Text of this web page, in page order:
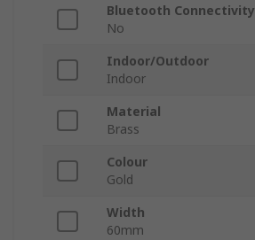
Bluetooth Connectivity
No
Indoor/Outdoor
Indoor
Material
Brass
Colour
Gold
Width
60mm